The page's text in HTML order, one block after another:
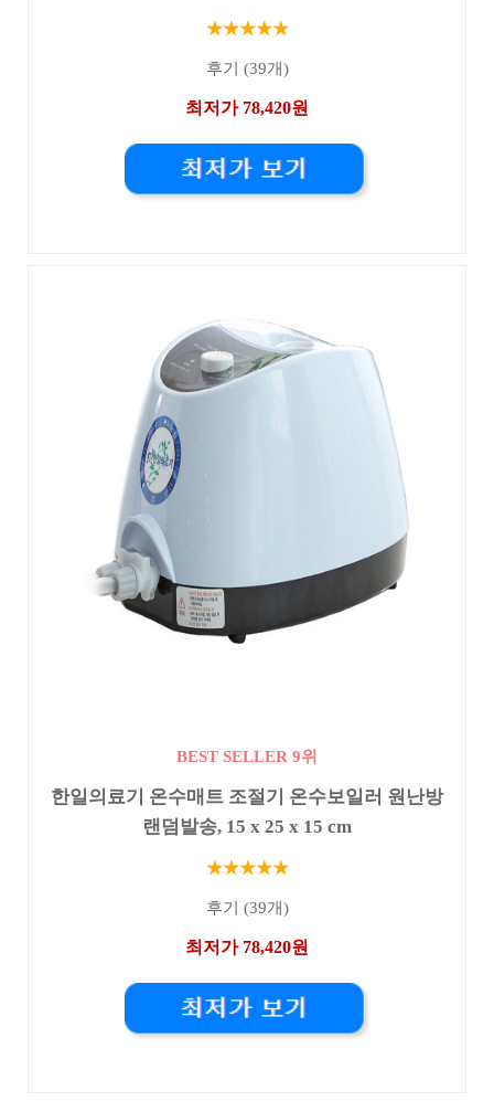
★★★★★
후기 (39개)
최저가 78,420원
BEST SELLER 9위
한일의료기 온수매트 조절기 온수보일러 원난방
랜덤발송, 15 x 25 x 15 cm
★★★★★
후기 (39개)
최저가 78,420원